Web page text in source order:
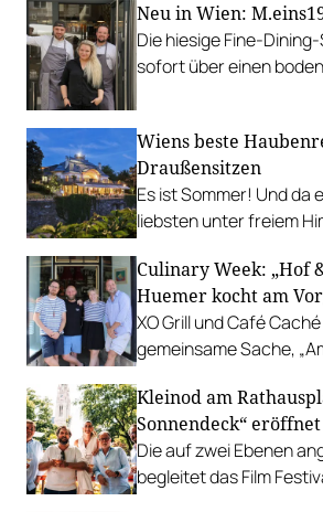
Neu in Wien:
Die hiesige Fine-
sofort über einen
Wiens beste
Draußensitzen
Es ist Sommer! Und da
liebsten unter freiem
Gastgarten.
Culinary Week: „Hof
Huemer kocht am
XO Grill und Café
gemeinsame Sache,
Richard Rauch kocht in
u.v.m.
Kleinod am
Sonnendeck“ eröffnet
Die auf zwei Ebenen
begleitet das Film